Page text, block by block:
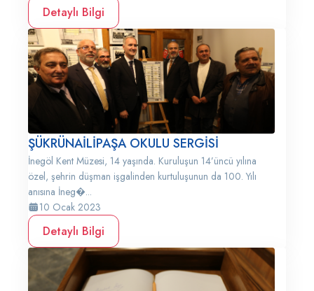
Detaylı Bilgi
ŞÜKRÜNAİLİPAŞA OKULU SERGİSİ
İnegöl Kent Müzesi, 14 yaşında. Kuruluşun 14’üncü yılına
özel, şehrin düşman işgalinden kurtuluşunun da 100. Yılı
anısına İneg�...
10 Ocak 2023
Detaylı Bilgi